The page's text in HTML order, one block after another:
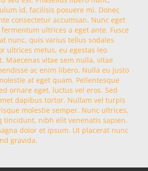
id, facilisis posuere mi. Donec
consectetur accumsan. Nunc eget
ultrices a eget ante. Fusce
nunc, quis varius tellus sodales
ultrices metus, eu egestas leo
Maecenas vitae sem nulla, vitae
ac enim libero. Nulla eu justo
at eget quam. Pellentesque
ornare eget, luctus vel eros. Sed
dapibus tortor. Nullam vel turpis
molestie semper. Nunc ultrices,
tincidunt, nibh elit venenatis sapien,
dolor et ipsum. Ut placerat nunc
gravida.